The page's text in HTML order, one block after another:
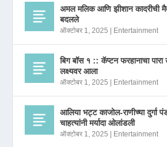
अमल मलिक आणि झीशान कादरीची
बदलले
ऑक्टोबर 1, 2025 | Entertainment
बिग बॉस १ :: कॅप्टन फरहानाचा
लक्ष्यवर आला
ऑक्टोबर 1, 2025 | Entertainment
आलिया भट्ट काजोल-राणीच्या दुर्गा
चाहत्यांनी मर्यादा ओलांडली
ऑक्टोबर 1, 2025 | Entertainment